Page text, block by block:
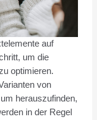
auf
um die
optimieren.
von
herauszufinden,
in der Regel